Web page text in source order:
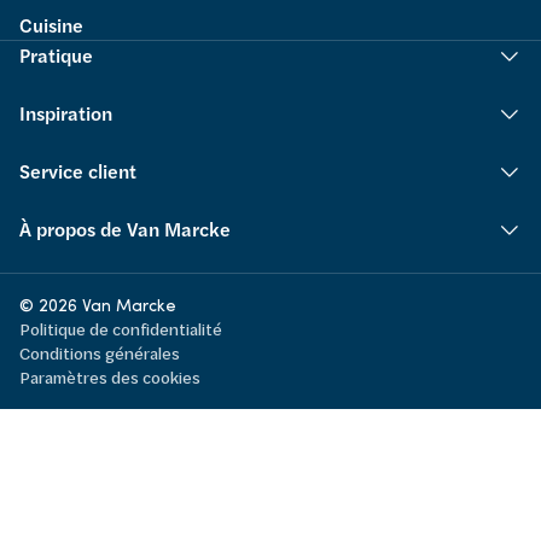
Cuisine
Pratique
Inspiration
Service client
À propos de Van Marcke
© 2026 Van Marcke
Politique de confidentialité
Conditions générales
Paramètres des cookies